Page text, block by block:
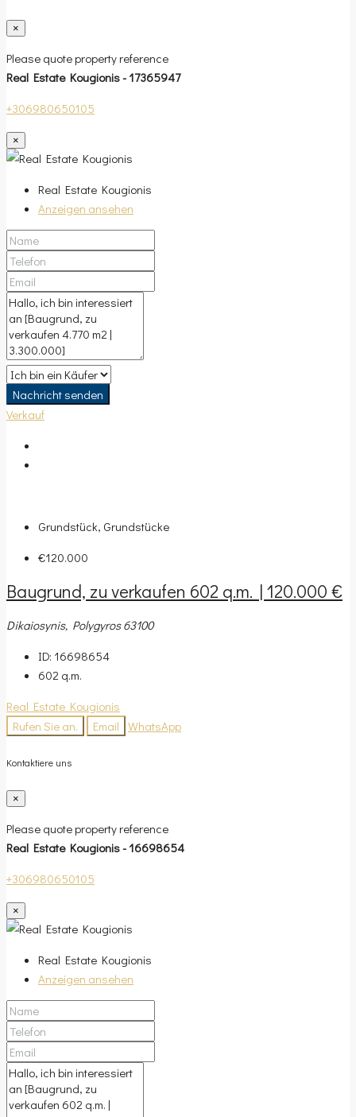
×
Please quote property reference
Real Estate Kougionis - 17365947
+306980650105
×
Real Estate Kougionis
Anzeigen ansehen
Nachricht senden
Verkauf
Grundstück, Grundstücke
€120.000
Baugrund, zu verkaufen 602 q.m. | 120.000 €
Dikaiosynis, Polygyros 63100
ID: 16698654
602 q.m.
Real Estate Kougionis
Rufen Sie an.
Email WhatsApp
Kontaktiere uns
×
Please quote property reference
Real Estate Kougionis - 16698654
+306980650105
×
Real Estate Kougionis
Anzeigen ansehen